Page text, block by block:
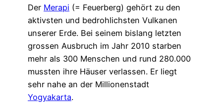
Der Merapi (= Feuerberg) gehört zu den
aktivsten und bedrohlichsten Vulkanen
unserer Erde. Bei seinem bislang letzten
grossen Ausbruch im Jahr 2010 starben
mehr als 300 Menschen und rund 280.000
mussten ihre Häuser verlassen. Er liegt
sehr nahe an der Millionenstadt
Yogyakarta.